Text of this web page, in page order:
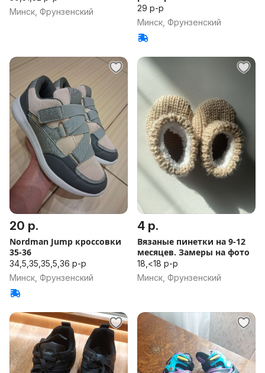
Минск, Фрунзенский
29 р-р
Минск, Фрунзенский
20 р.
Nordman Jump кроссовки
35-36
34,5,35,35,5,36 р-р
Минск, Фрунзенский
4 р.
Вязаные пинетки на 9-12
месяцев. Замеры на фото
18,<18 р-р
Минск, Фрунзенский